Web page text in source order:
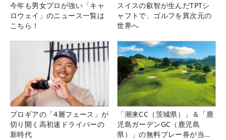
今年も男女プロが強い「キャ
ロウェイ」のニュース一覧は
こちら！
スイスの叡智が生んだTPTシ
ャフトで、ゴルフを異次元の
世界へ
プロギアの「4層フェース」が
切り開く高初速ドライバーの
新時代
「潮来CC（茨城県）」＆「鹿
児島ガーデンGC（鹿児島
県）」の無料プレー券が当た